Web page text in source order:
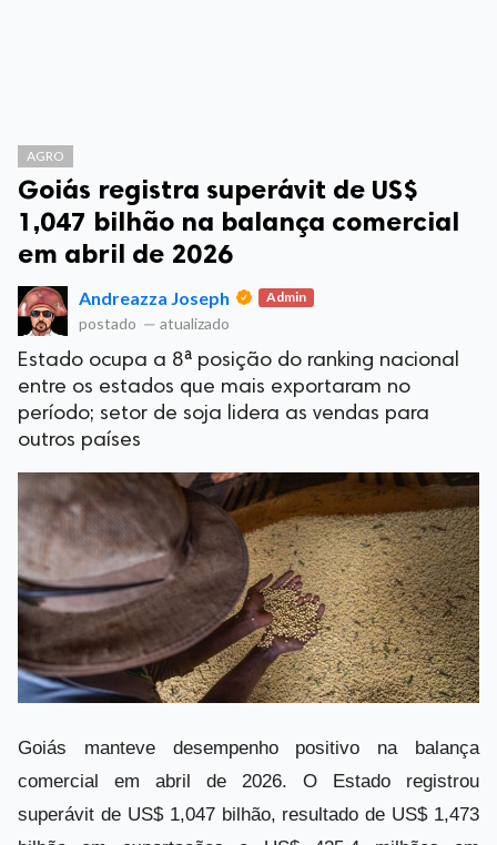
AGRO
Goiás registra superávit de US$
1,047 bilhão na balança comercial
em abril de 2026
Andreazza Joseph Admin
postado — atualizado
Estado ocupa a 8ª posição do ranking nacional
entre os estados que mais exportaram no
período; setor de soja lidera as vendas para
outros países
Goiás manteve desempenho positivo na balança
comercial em abril de 2026. O Estado registrou
superávit de US$ 1,047 bilhão, resultado de US$ 1,473